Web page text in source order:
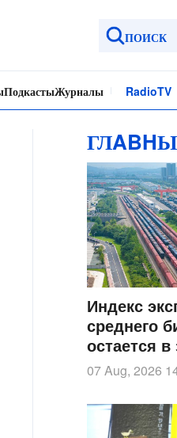
ПОИСК
ПодкастыЖурналы RadioTV
Индекс
среднего
остается в
месяцев
07 Aug, 2026